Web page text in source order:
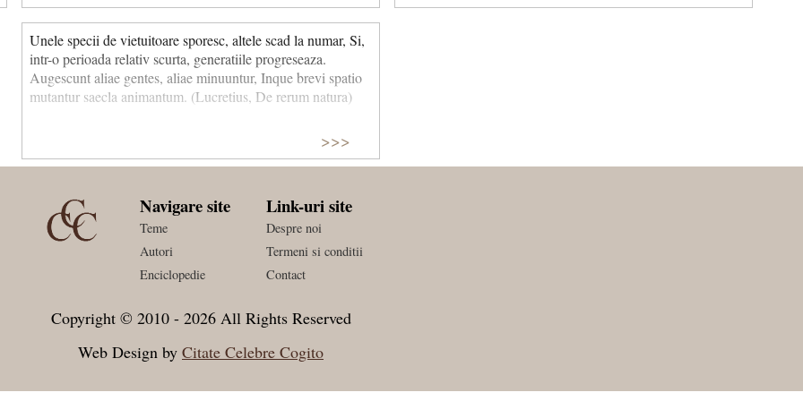
Unele specii de vietuitoare sporesc, altele scad la numar, Si,
intr-o perioada relativ scurta, generatiile progreseaza.
Augescunt aliae gentes, aliae minuuntur, Inque brevi spatio
mutantur saecla animantum. (Lucretius, De rerum natura)
>>>
Navigare site
Teme
Autori
Enciclopedie
Link-uri site
Despre noi
Termeni si conditii
Contact
Copyright © 2010 - 2026 All Rights Reserved
Web Design by Citate Celebre Cogito